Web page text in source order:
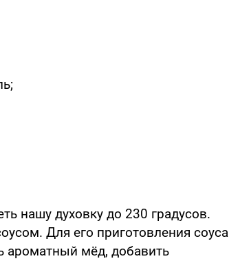
нашу духовку до 230 градусов.
Для его приготовления соуса
ароматный мёд, добавить